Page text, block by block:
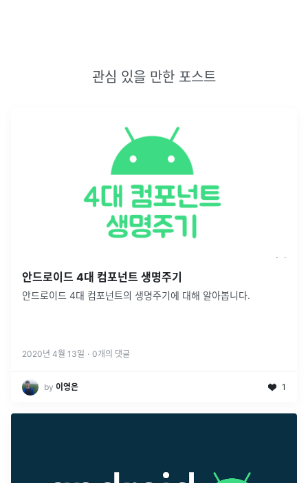
관심 있을 만한 포스트
안드로이드 4대 컴포넌트 생명주기
안드로이드 4대 컴포넌트의 생명주기에 대해 알아봅니다.
2020년 4월 13일 · 0개의 댓글
by 이영은 1